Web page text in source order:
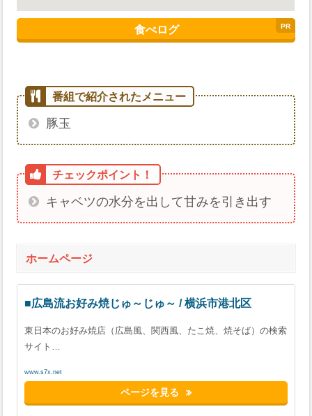
食べログ
豚玉
キャベツの水分を出して甘みを引き出す
ホームページ
■広島流お好み焼じゅ～じゅ～ / 横浜市港北区
東日本のお好み焼店（広島風、関西風、たこ焼、焼そば）の検索
サイト…
www.s7x.net
ページを見る